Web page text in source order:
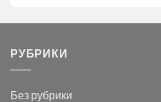
РУБРИКИ
Без рубрики